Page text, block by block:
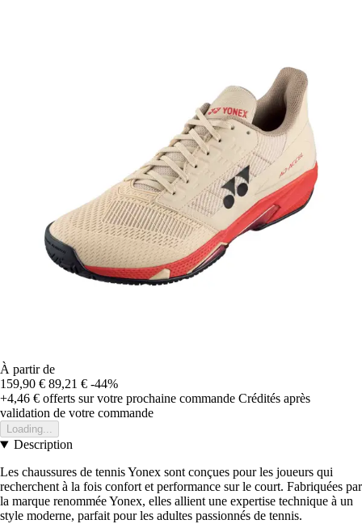
À partir de
159,90 € 89,21 € -44%
+4,46 € offerts sur votre prochaine commande Crédités après
validation de votre commande
Loading...
Description
Les chaussures de tennis Yonex sont conçues pour les joueurs qui
recherchent à la fois confort et performance sur le court. Fabriquées par
la marque renommée Yonex, elles allient une expertise technique à un
style moderne, parfait pour les adultes passionnés de tennis.